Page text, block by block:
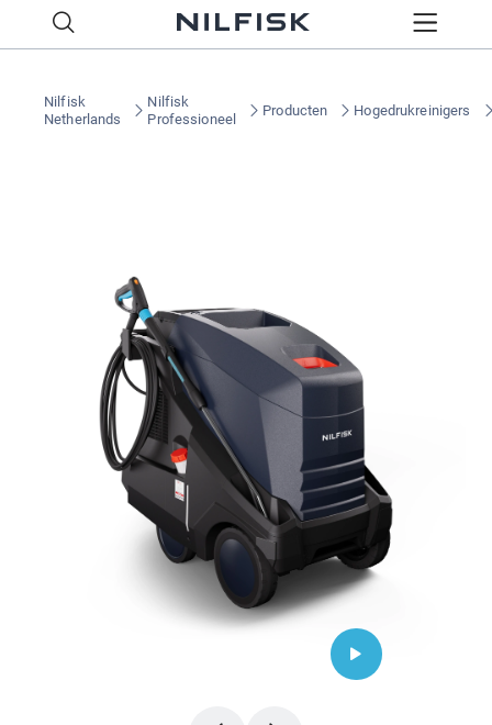
Nilfisk
Netherlands
Nilfisk
Professioneel
Producten Hogedrukreinigers